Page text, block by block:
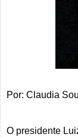
Por: Claudia
O presidente